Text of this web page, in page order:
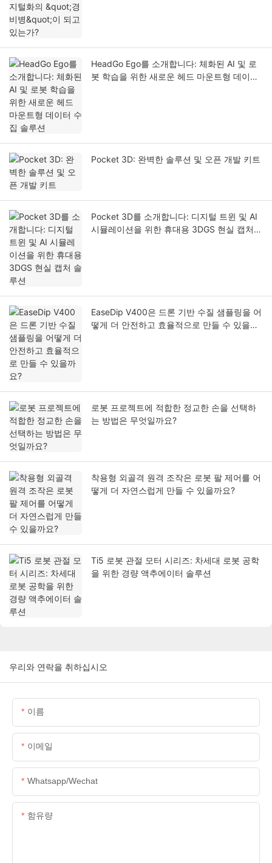
HeadGo Ego를 소개합니다: 체화된 AI 및 로
봇 학습을 위한 새로운 헤드 마운트형 데이터
Pocket 3D: 완벽한 솔루션 및 오픈 개발 키트
Pocket 3D를 소개합니다: 디지털 트윈 및 AI
시뮬레이션을 위한 휴대용 3DGS 현실 캡처
EaseDip V400은 드론 기반 수질 샘플링을 어
떻게 더 안전하고 효율적으로 만들 수 있을까
로봇 프로젝트에 적합한 정교한 손을 선택하
는 방법은 무엇일까요?
착용형 외골격 원격 조작은 로봇 팔 제어를 어
떻게 더 자연스럽게 만들 수 있을까요?
Ti5 로봇 관절 모터 시리즈: 차세대 로봇 공학
을 위한 경량 액추에이터 솔루션
우리와 연락을 취하십시오
이름
이메일
Whatsapp/wechat
함유량